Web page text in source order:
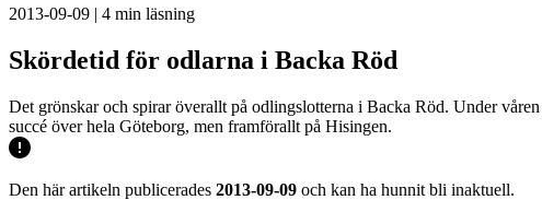
2013-09-09 | 4 min läsning
Skördetid för odlarna i Backa Röd
Det grönskar och spirar överallt på odlingslotterna i Backa Röd. Under
succé över hela Göteborg, men framförallt på Hisingen.
Den här artikeln publicerades 2013-09-09 och kan ha hunnit bli inaktuell.